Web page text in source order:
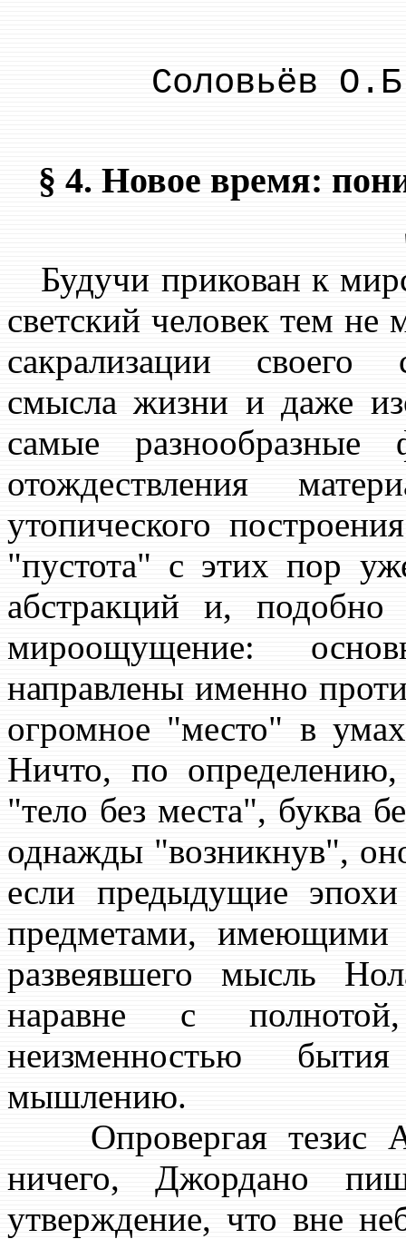
Соловьёв
§ 4. Новое время:
Будучи прикован к
светский человек тем не
сакрализации своего
смысла жизни и даже
самые разнообразные
отождествления
утопического
"пустота" с этих пор
абстракций и, подобно
мироощущение:
направлены именно
огромное "место" в
Ничто, по
"тело без места", буква
однажды "возникнув",
если предыдущие
предметами, имеющими
развеявшего мысль
наравне с
неизменностью
мышлению.
Опровергая тезис
ничего, Джордано
утверждение, что вне